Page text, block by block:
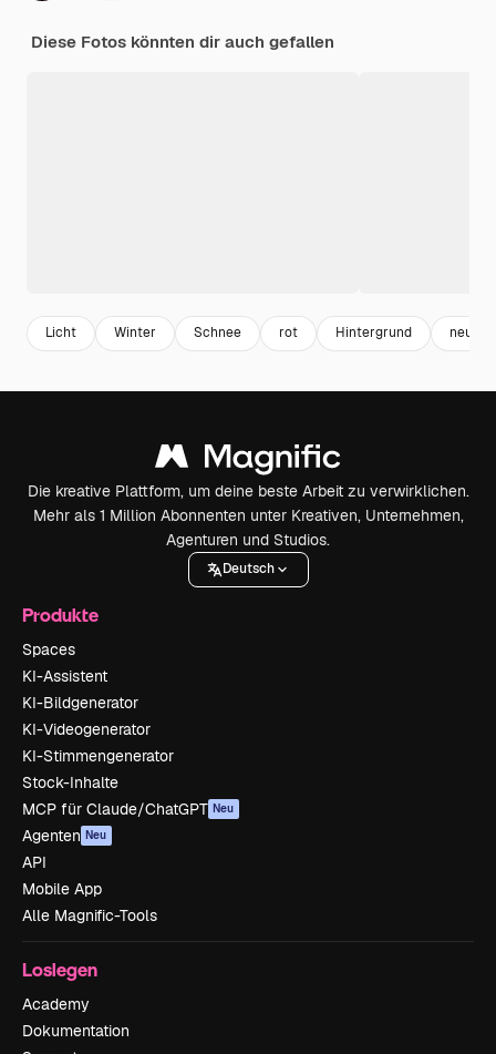
Diese Fotos könnten dir auch gefallen
Licht Winter Schnee rot Hintergrund neu
Die kreative Plattform, um deine beste Arbeit zu verwirklichen.
Mehr als 1 Million Abonnenten unter Kreativen, Unternehmen,
Agenturen und Studios.
Deutsch
Produkte
Spaces
KI-Assistent
KI-Bildgenerator
KI-Videogenerator
KI-Stimmengenerator
Stock-Inhalte
MCP für Claude/ChatGPT Neu
Agenten Neu
API
Mobile App
Alle Magnific-Tools
Loslegen
Academy
Dokumentation